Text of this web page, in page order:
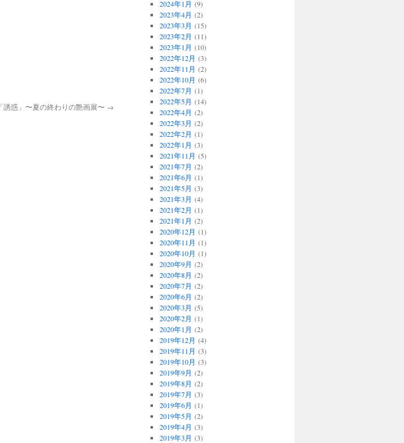
「誘惑」〜夏の終わりの艶画展〜 →
2024年1月 (9)
2023年4月 (2)
2023年3月 (15)
2023年2月 (11)
2023年1月 (10)
2022年12月 (3)
2022年11月 (2)
2022年10月 (6)
2022年7月 (1)
2022年5月 (14)
2022年4月 (2)
2022年3月 (2)
2022年2月 (1)
2022年1月 (3)
2021年11月 (5)
2021年7月 (2)
2021年6月 (1)
2021年5月 (3)
2021年3月 (4)
2021年2月 (1)
2021年1月 (2)
2020年12月 (1)
2020年11月 (1)
2020年10月 (1)
2020年9月 (2)
2020年8月 (2)
2020年7月 (2)
2020年6月 (2)
2020年3月 (5)
2020年2月 (1)
2020年1月 (2)
2019年12月 (4)
2019年11月 (3)
2019年10月 (3)
2019年9月 (2)
2019年8月 (2)
2019年7月 (3)
2019年6月 (1)
2019年5月 (2)
2019年4月 (3)
2019年3月 (3)